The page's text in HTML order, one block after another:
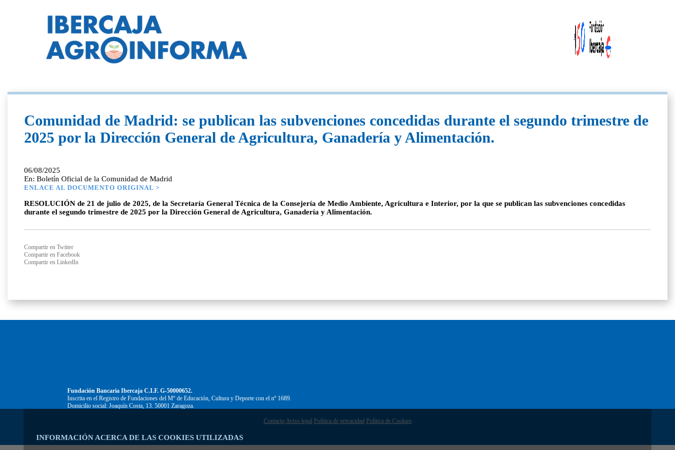
INFORMACIÓN ACERCA DE LAS COOKIES UTILIZADAS
Comunidad de Madrid: se publican las subvenciones concedidas durante el segundo trimestre de
2025 por la Dirección General de Agricultura, Ganadería y Alimentación.
06/08/2025
En: Boletín Oficial de la Comunidad de Madrid
ENLACE AL DOCUMENTO ORIGINAL >
RESOLUCIÓN de 21 de julio de 2025, de la Secretaría General Técnica de la Consejería de Medio Ambiente, Agricultura e Interior, por la que se publican las subvenciones concedidas
durante el segundo trimestre de 2025 por la Dirección General de Agricultura, Ganadería y Alimentación.
Compartir en Twitter
Compartir en Facebook
Compartir en LinkedIn
Fundación Bancaria Ibercaja C.I.F. G-50000652.
Inscrita en el Registro de Fundaciones del Mº de Educación, Cultura y Deporte con el nº 1689.
Domicilio social: Joaquín Costa, 13. 50001 Zaragoza.
Contacto Aviso legal Política de privacidad Política de Cookies